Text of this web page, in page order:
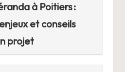
à Poitiers :
et conseils
projet